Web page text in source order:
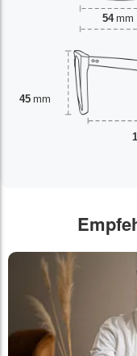
54 mm
45 mm